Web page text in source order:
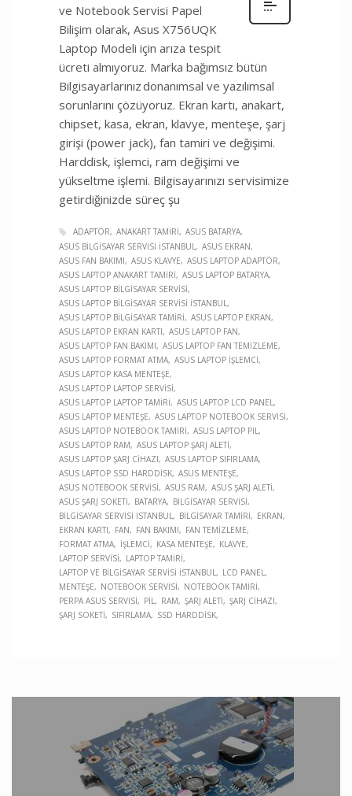
ve Notebook Servisi Papel
Bilişim olarak, Asus X756UQK
Laptop Modeli için arıza tespit
ücreti almıyoruz. Marka bağımsız bütün
Bilgisayarlarınız donanımsal ve yazılımsal
sorunlarını çözüyoruz. Ekran kartı, anakart,
chipset, kasa, ekran, klavye, menteşe, şarj
girişi (power jack), fan tamiri ve değişimi.
Harddisk, işlemci, ram değişimi ve
yükseltme işlemi. Bilgisayarınızı servisimize
getirdiğinizde süreç şu
ADAPTÖR ANAKART TAMIRI
ASUS BATARYA
ASUS BILGISAYAR SERVISI İSTANBUL ASUS EKRAN
ASUS FAN BAKIMI
ASUS KLAVYE
ASUS LAPTOP ADAPTÖR
ASUS LAPTOP ANAKART TAMIRI
ASUS LAPTOP BATARYA
ASUS LAPTOP BILGISAYAR SERVISI
ASUS LAPTOP BILGISAYAR SERVISI İSTANBUL
ASUS LAPTOP BILGISAYAR TAMIRI
ASUS LAPTOP EKRAN
ASUS LAPTOP EKRAN KARTI
ASUS LAPTOP FAN
ASUS LAPTOP FAN BAKIMI
ASUS LAPTOP FAN TEMIZLEME
ASUS LAPTOP FORMAT ATMA ASUS LAPTOP İŞLEMCI
ASUS LAPTOP KASA MENTEŞE
ASUS LAPTOP LAPTOP SERVISI
ASUS LAPTOP LAPTOP TAMIRI
ASUS LAPTOP LCD PANEL
ASUS LAPTOP MENTEŞE
ASUS LAPTOP NOTEBOOK SERVISI
ASUS LAPTOP NOTEBOOK TAMIRI
ASUS LAPTOP PIL
ASUS LAPTOP RAM
ASUS LAPTOP ŞARJ ALETI
ASUS LAPTOP ŞARJ CIHAZI
ASUS LAPTOP SIFIRLAMA
ASUS LAPTOP SSD HARDDISK ASUS MENTEŞE
ASUS NOTEBOOK SERVISI
ASUS RAM
ASUS ŞARJ ALETI
ASUS ŞARJ SOKETI
BATARYA
BILGISAYAR SERVISI
BILGISAYAR SERVISI İSTANBUL
BILGISAYAR TAMIRI
EKRAN
EKRAN KARTI
FAN FAN BAKIMI
FAN TEMIZLEME
FORMAT ATMA
İŞLEMCI KASA MENTEŞE
KLAVYE
LAPTOP SERVISI
LAPTOP TAMIRI
LAPTOP VE BILGISAYAR SERVISI İSTANBUL
LCD PANEL
MENTEŞE
NOTEBOOK SERVISI
NOTEBOOK TAMIRI
PERPA ASUS SERVISI
PIL RAM ŞARJ ALETI
ŞARJ CIHAZI
ŞARJ SOKETI
SIFIRLAMA SSD HARDDISK